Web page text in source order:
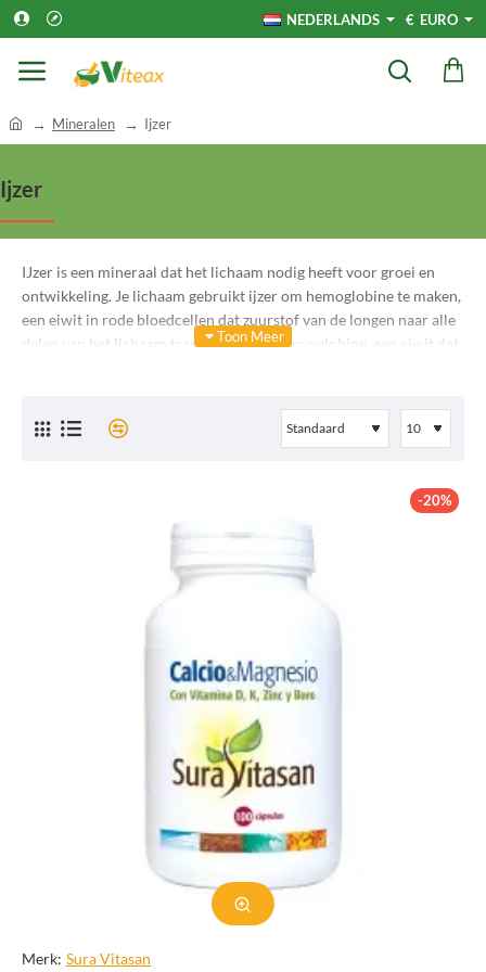
NEDERLANDS € EURO
o
e
Mineralen Ijzer
Ijzer
IJzer is een mineraal dat het lichaam nodig heeft voor groei en
ontwikkeling. Je lichaam gebruikt ijzer om hemoglobine te maken,
een eiwit in rode bloedcellen dat zuurstof van de longen naar alle
delen van het lichaam transporteert, en myoglobine, een eiwit dat
Hoeveel ijzer heb ik nodig?
leeftijd, je geslacht en of je een overwegend plantaardig dieet
volgt. De gemiddelde dagelijkse aanbevolen hoeveelheden staan
hieronder vermeld in milligrammen (mg). Vegetariërs die geen
vlees, gevogelte of zeevruchten eten, hebben bijna twee keer
zoveel ijzer nodig als vermeld in de tabel, omdat het lichaam niet
zowel nonheem-ijzer in plantaardig voedsel als heem-ijzer in
Welke soorten ijzersupplementen zijn er?
IJzer is verkrijgbaar in veel multivitamine-mineraalsupplementen
en in supplementen die alleen ijzer bevatten. IJzer in
supplementen is vaak in de vorm van ferrosulfaat, ferrogluconaat,
ijzercitraat of ijzersulfaat. Voedingssupplementen die ijzer
bevatten, hebben een waarschuwing op het etiket dat ze buiten
het bereik van kinderen moeten worden gehouden. Een
accidentele overdosis van ijzerbevattende producten is een
belangrijke oorzaak van dodelijke vergiftiging bij kinderen onder
Krijg ik genoeg ijzer binnen?
-20%
Merk: Sura Vitasan